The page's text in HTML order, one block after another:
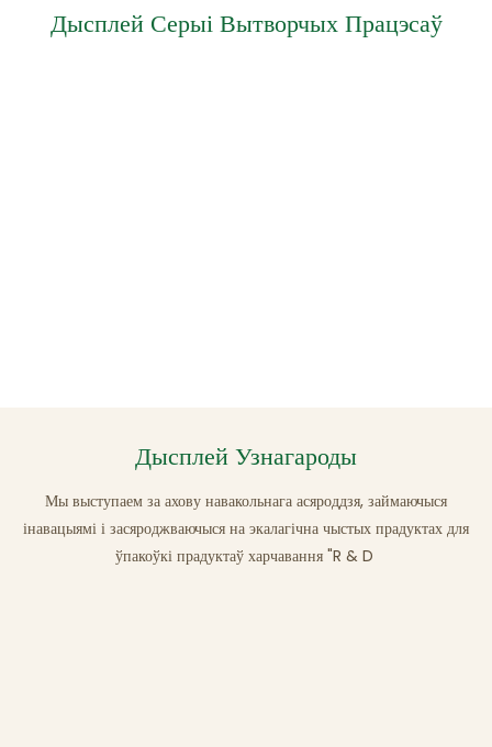
Дысплей Серыі Вытворчых Працэсаў
Дысплей Узнагароды
Мы выступаем за ахову навакольнага асяроддзя, займаючыся
інавацыямі і засяроджваючыся на экалагічна чыстых прадуктах для
ўпакоўкі прадуктаў харчавання "R & D